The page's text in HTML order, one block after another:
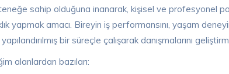
sahip olduğuna inanarak, kişisel ve profesyonel
yapmak amacı. Bireyin iş performansını, yaşam
bir süreçle çalışarak danışmalarını
alanlardan bazıları: